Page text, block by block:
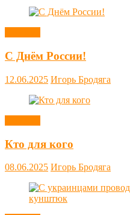
С Днём России!
12.06.2025 Игорь Бродяга
Кто для кого
08.06.2025 Игорь Бродяга